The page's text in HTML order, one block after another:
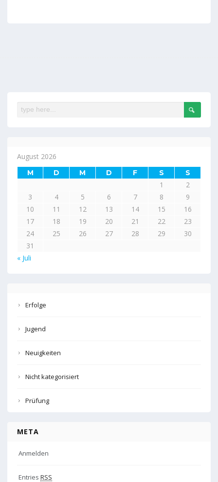
August 2026
M D M D F S S
1
2
3
4 5 6 7 8
9
10
11 12 13 14 15
16
17
18 19 20 21 22
23
24
25 26 27 28 29
30
31
« Juli
Erfolge
Jugend
Neuigkeiten
Nicht kategorisiert
Prüfung
META
Anmelden
Entries RSS